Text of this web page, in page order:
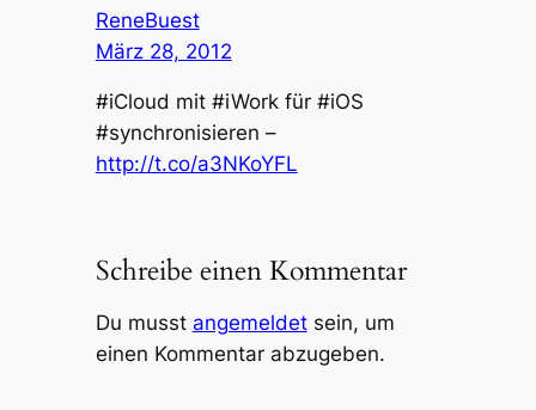
ReneBuest
März 28, 2012
#iCloud mit #iWork für #iOS
#synchronisieren –
http://t.co/a3NKoYFL
Schreibe einen Kommentar
Du musst angemeldetsein, um
einen Kommentar abzugeben.